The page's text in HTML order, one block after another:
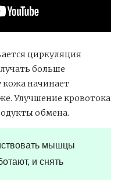
циркуляция
больше
кожа начинает
Улучшение кровотока
обмена.
мышцы
и снять